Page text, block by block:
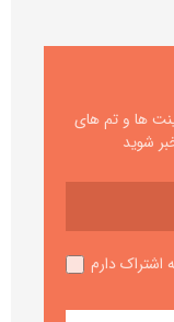
ها و تم های
شوید
اشتراک دارم